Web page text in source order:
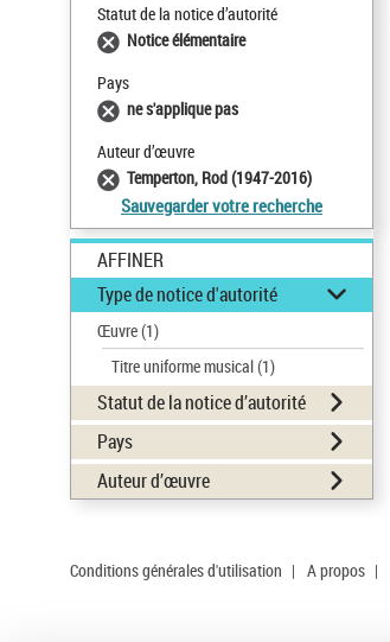
Statut de la notice d’autorité
Notice élémentaire
Pays
ne s'applique pas
Auteur d’œuvre
Temperton, Rod (1947-2016)
Sauvegarder votre recherche
AFFINER
Type de notice d'autorité
Œuvre(1)
Titre uniforme musical(1)
Statut de la notice d’autorité
Pays
Auteur d’œuvre
Conditions générales d'utilisation | A propos |